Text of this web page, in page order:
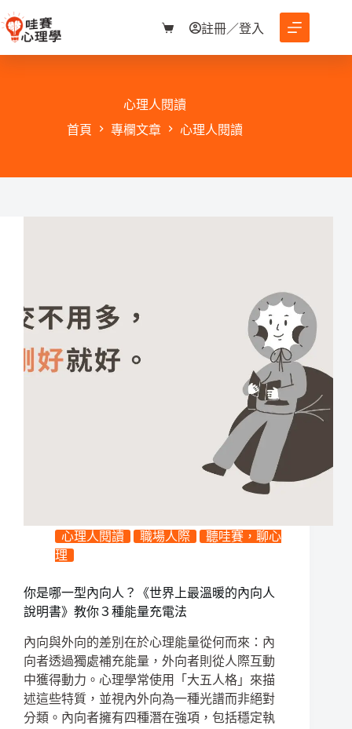
至
購
物
註冊／登入
心理人閱讀
首頁
專欄文章 心理人閱讀
心理人閱讀 職場人際
聽哇賽，聊心
理
你是哪一型內向人？《世界上最溫暖的內向人
說明書》教你３種能量充電法
內向與外向的差別在於心理能量從何而來：內
向者透過獨處補充能量，外向者則從人際互動
中獲得動力。心理學常使用「大五人格」來描
述這些特質，並視內外向為一種光譜而非絕對
分類。內向者擁有四種潛在強項，包括穩定執